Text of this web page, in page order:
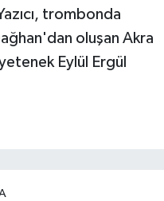
trombonda
oluşan Akra
Eylül Ergül